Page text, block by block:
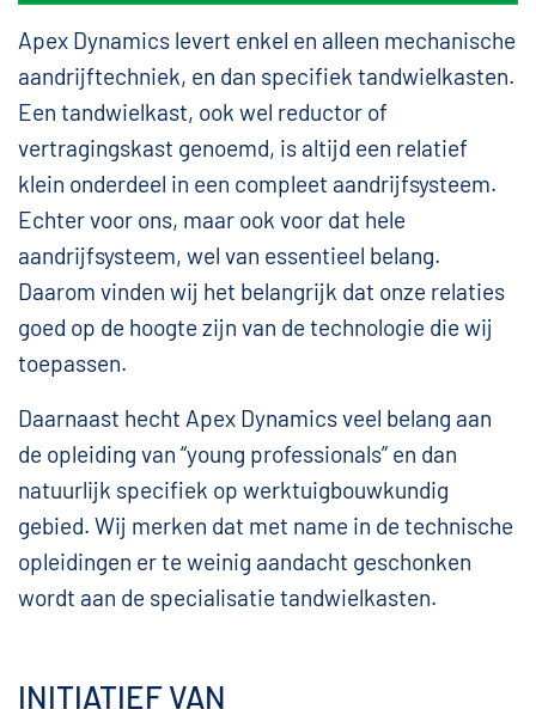
Apex Dynamics levert enkel en alleen mechanische
aandrijftechniek, en dan specifiek tandwielkasten.
Een tandwielkast, ook wel reductor of
vertragingskast genoemd, is altijd een relatief
klein onderdeel in een compleet aandrijfsysteem.
Echter voor ons, maar ook voor dat hele
aandrijfsysteem, wel van essentieel belang.
Daarom vinden wij het belangrijk dat onze relaties
goed op de hoogte zijn van de technologie die wij
toepassen.
Daarnaast hecht Apex Dynamics veel belang aan
de opleiding van “young professionals” en dan
natuurlijk specifiek op werktuigbouwkundig
gebied. Wij merken dat met name in de technische
opleidingen er te weinig aandacht geschonken
wordt aan de specialisatie tandwielkasten.
INITIATIEF VAN